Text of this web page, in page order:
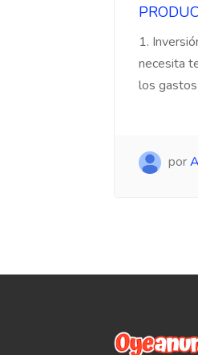
1.
necesita
los gastos
por